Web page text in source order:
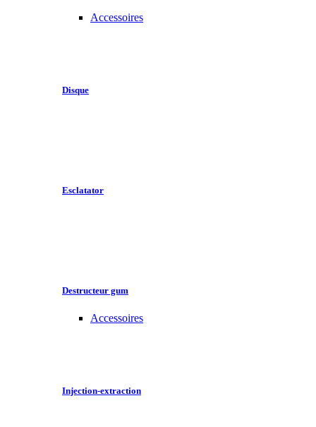
Accessoires
Disque
Esclatator
Destructeur gum
Accessoires
Injection-extraction